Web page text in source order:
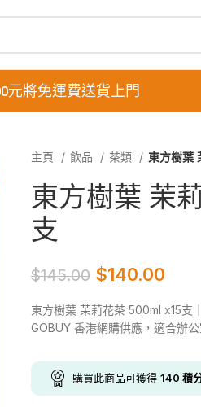
元將免運費送貨上門
主頁 飲品 茶類 東方樹葉
東方樹葉 茉
支
$145.00 $140.00
東方樹葉 茉莉花茶 500ml x15支
GOBUY 香港網購供應，適合辦
購買此商品可獲得 140 積